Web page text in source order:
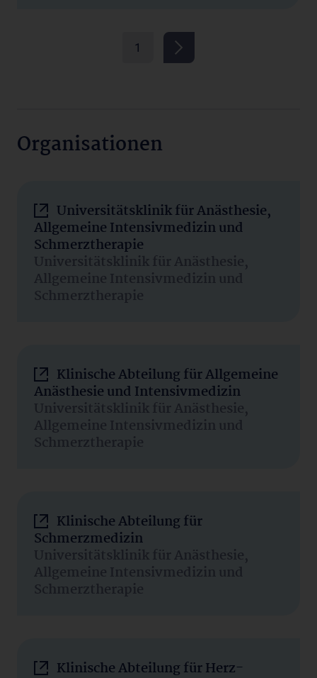
1
Organisationen
Universitätsklinik für Anästhesie,
Allgemeine Intensivmedizin und
Schmerztherapie
Universitätsklinik für Anästhesie,
Allgemeine Intensivmedizin und
Schmerztherapie
Klinische Abteilung für Allgemeine
Anästhesie und Intensivmedizin
Universitätsklinik für Anästhesie,
Allgemeine Intensivmedizin und
Schmerztherapie
Klinische Abteilung für
Schmerzmedizin
Universitätsklinik für Anästhesie,
Allgemeine Intensivmedizin und
Schmerztherapie
Klinische Abteilung für Herz-